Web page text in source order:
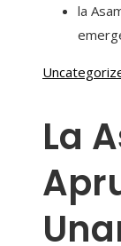
la
La